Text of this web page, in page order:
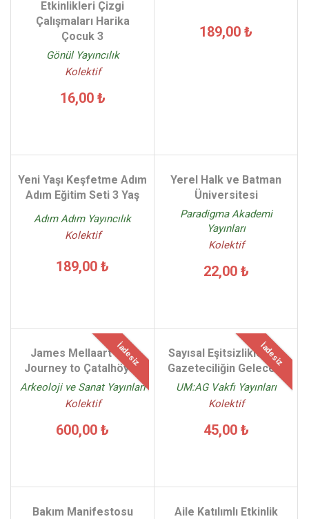
Etkinlikleri Çizgi
Çalışmaları Harika
Çocuk 3
Gönül Yayıncılık
Kolektif
16,00 ₺
189,00 ₺
Yeni Yaşı Keşfetme Adım
Adım Eğitim Seti 3 Yaş
Adım Adım Yayıncılık
Kolektif
189,00 ₺
Yerel Halk ve Batman
Üniversitesi
Paradigma Akademi
Yayınları
Kolektif
22,00 ₺
İadesiz
James Mellaart The
Journey to Çatalhöyük
Arkeoloji ve Sanat Yayınları
Kolektif
600,00 ₺
İadesiz
Sayısal Eşitsizlikler ve
Gazeteciliğin Geleceği
UM:AG Vakfı Yayınları
Kolektif
45,00 ₺
Bakım Manifestosu
Aile Katılımlı Etkinlik